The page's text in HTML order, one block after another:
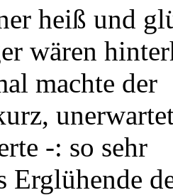
heiß und
wären
machte der
-: so sehr
Erglühende